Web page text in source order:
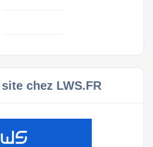
chez LWS.FR